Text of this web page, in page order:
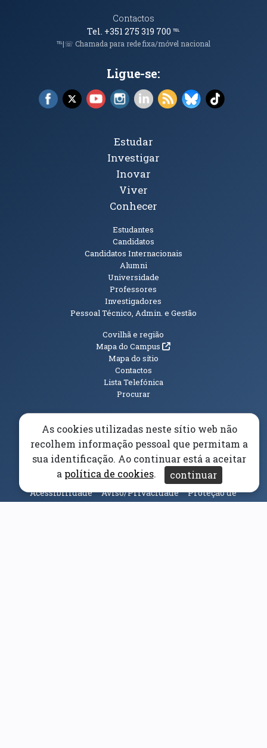
Contactos
Tel. +351 275 319 700℡
℡|☏ Chamada para rede fixa/móvel nacional
Ligue-se:
Facebook (abre em nova janela)
X (abre em nova janela)
YouTube (abre em nova janela)
Instagram (abre em nova janela)
LinkedIn (abre em nova
RSS (abre em nova
Bluesky (abre
TikTok
Tópicos Principais
Estudar
Investigar
Inovar
Viver
Conhecer
Estudantes
Candidatos
Candidatos Internacionais
Alumni
Universidade
Professores
Investigadores
Pessoal Técnico, Admin. e Gestão
Informações Adicionais
Covilhã e região
Mapa do Campus(abre em nova janela)
Mapa do sítio
Contactos
Lista Telefónica
Procurar
Elogios, Sugestões e Reclamações Livro Amarelo
Canal Denúncia(abre em nova janela)
Acessibilidade Aviso/Privacidade
Proteção de
Dados
As cookies utilizadas neste sítio web não
recolhem informação pessoal que permitam a
sua identificação. Ao continuar está a aceitar
a política de cookies. continuar